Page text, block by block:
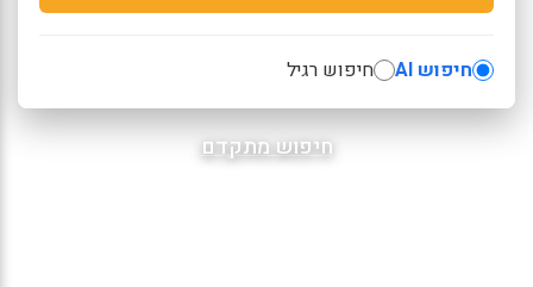
חיפוש AI חיפוש רגיל
חיפוש מתקדם